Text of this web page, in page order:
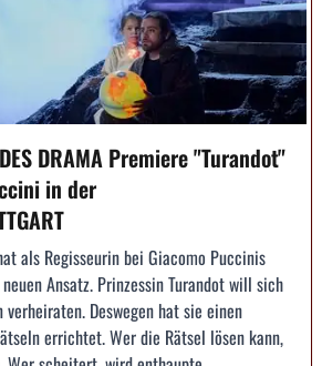
DRAMA Premiere "Turandot"
in der
als Regisseurin bei Giacomo Puccinis
Ansatz. Prinzessin Turandot will sich
Deswegen hat sie einen
errichtet. Wer die Rätsel lösen kann,